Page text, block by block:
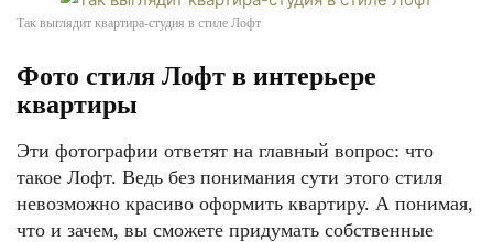
Так выглядит квартира-студия в стиле Лофт
Фото стиля Лофт в интерьере
квартиры
Эти фотографии ответят на главный вопрос: что
такое Лофт. Ведь без понимания сути этого стиля
невозможно красиво оформить квартиру. А понимая,
что и зачем, вы сможете придумать собственные